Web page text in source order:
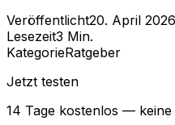
Veröffentlicht20. April 2026
Lesezeit3 Min.
KategorieRatgeber
Jetzt testen
14 Tage kostenlos —